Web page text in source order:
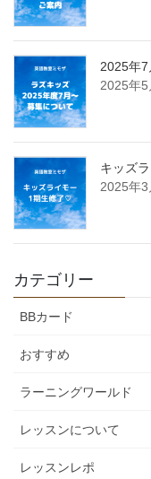
2025年
2025年5
キッズ
2025年3
カテゴリー
BBカード
おすすめ
ラーニングワールド
レッスンについて
レッスンレポ